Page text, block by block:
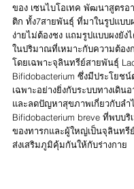
ของ เซนไบโอเทค พัฒนาสูตรอ
ติก ทั้ง7สายพันธุ์ ที่มาในรูปแบบ
ง่ายไม่ต้องชง แถมรูปแบบผงยั
ในปริมาณที่เหมาะกับความต้อง
โดยเฉพาะจุลินทรีย์สายพันธุ์
Bifidobacterium ซึ่งมีประโยชน์
เฉพาะอย่างยิ่งกับระบบทางเดิน
และลดปัญหาสุขภาพเกี่ยวกับลำ
Bifidobacterium breve ที่พบบริ
ของทารกและผู้ใหญ่เป็นจุลินทรี
ส่งเสริมภูมิคุ้มกันให้กับร่างกาย